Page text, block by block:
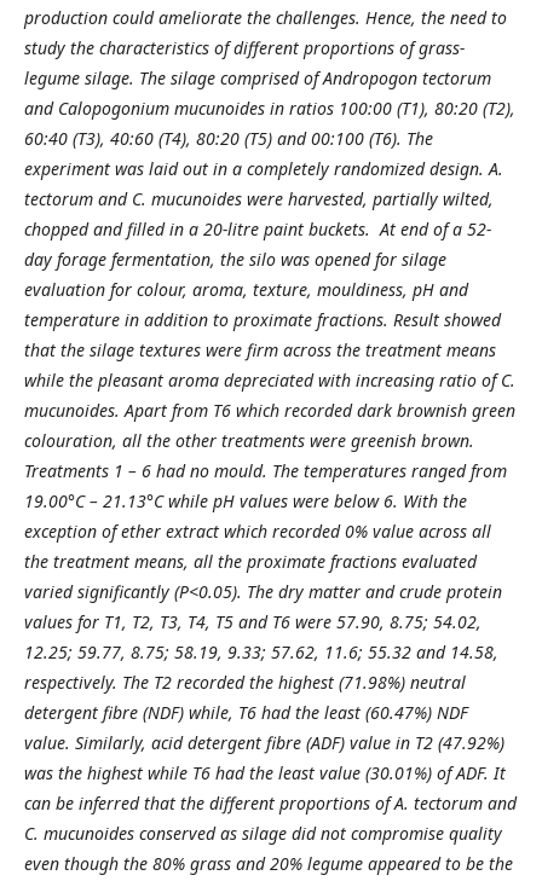
production could ameliorate the challenges. Hence, the need to
study the characteristics of different proportions of grass-
legume silage. The silage comprised of Andropogon tectorum
and Calopogonium mucunoides in ratios 100:00 (T1), 80:20 (T2),
60:40 (T3), 40:60 (T4), 80:20 (T5) and 00:100 (T6). The
experiment was laid out in a completely randomized design. A.
tectorum and C. mucunoides were harvested, partially wilted,
chopped and filled in a 20-litre paint buckets. At end of a 52-
day forage fermentation, the silo was opened for silage
evaluation for colour, aroma, texture, mouldiness, pH and
temperature in addition to proximate fractions. Result showed
that the silage textures were firm across the treatment means
while the pleasant aroma depreciated with increasing ratio of C.
mucunoides. Apart from T6 which recorded dark brownish green
colouration, all the other treatments were greenish brown.
Treatments 1 – 6 had no mould. The temperatures ranged from
19.00°C – 21.13°C while pH values were below 6. With the
exception of ether extract which recorded 0% value across all
the treatment means, all the proximate fractions evaluated
varied significantly (P<0.05). The dry matter and crude protein
values for T1, T2, T3, T4, T5 and T6 were 57.90, 8.75; 54.02,
12.25; 59.77, 8.75; 58.19, 9.33; 57.62, 11.6; 55.32 and 14.58,
respectively. The T2 recorded the highest (71.98%) neutral
detergent fibre (NDF) while, T6 had the least (60.47%) NDF
value. Similarly, acid detergent fibre (ADF) value in T2 (47.92%)
was the highest while T6 had the least value (30.01%) of ADF. It
can be inferred that the different proportions of A. tectorum and
C. mucunoides conserved as silage did not compromise quality
even though the 80% grass and 20% legume appeared to be the